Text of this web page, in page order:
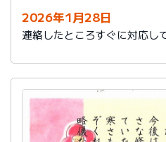
2026年1月28日
連絡したところすぐに対応し